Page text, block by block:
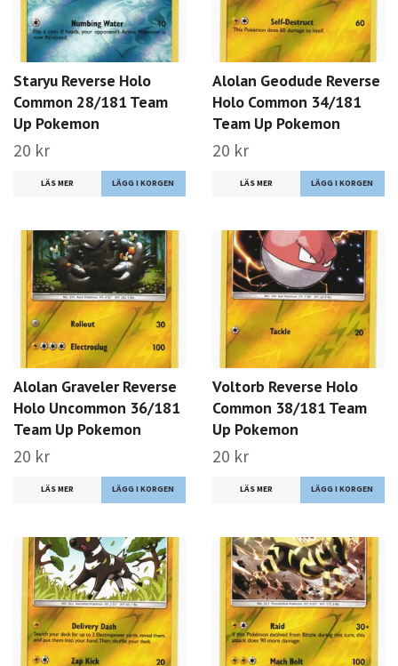
Staryu Reverse Holo
Common 28/181 Team
Up Pokemon
20 kr
LÄS MER
Alolan Geodude Reverse
Holo Common 34/181
Team Up Pokemon
20 kr
LÄS MER
Alolan Graveler Reverse
Holo Uncommon 36/181
Team Up Pokemon
20 kr
LÄS MER
Voltorb Reverse Holo
Common 38/181 Team
Up Pokemon
20 kr
LÄS MER